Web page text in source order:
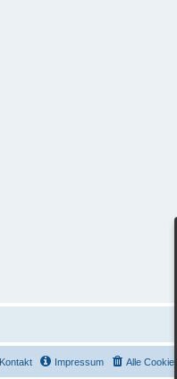
Alle
Impressum
Kontakt